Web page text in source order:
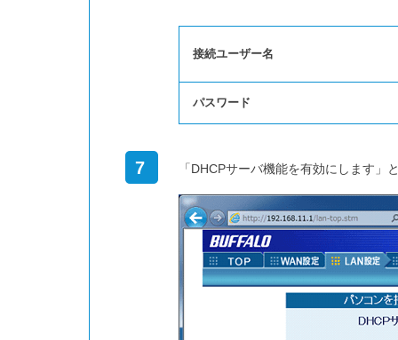
接続ユーザー名
パスワード
7 「DHCPサーバ機能を有効にします